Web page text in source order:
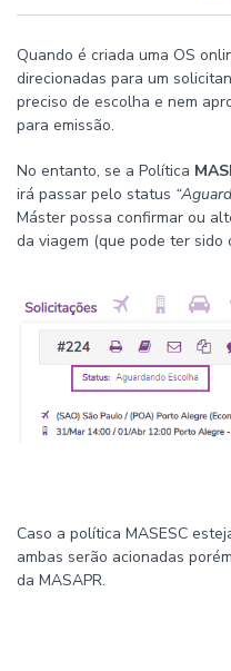
Quando é criada uma OS
direcionadas para um
preciso de escolha e nem
para emissão.
No entanto, se a Política
irá passar pelo status
Máster possa confirmar ou
da viagem (que pode ter sido
Caso a política MASESC
ambas serão acionadas
da MASAPR.